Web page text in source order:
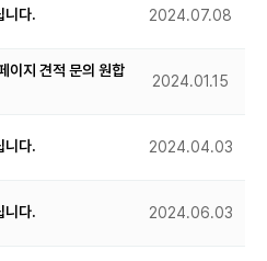
니다. 2024.07.08
이지 견적 문의 원합
2024.01.15
니다. 2024.04.03
니다. 2024.06.03